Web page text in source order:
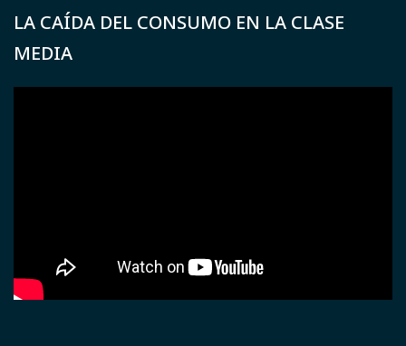
LA CAÍDA DEL CONSUMO EN LA CLASE
MEDIA